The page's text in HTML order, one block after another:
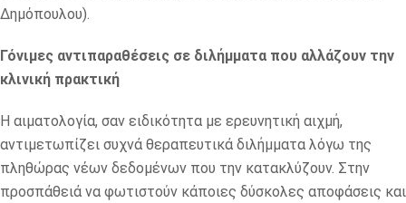
Δημόπουλου).
Γόνιμες αντιπαραθέσεις σε διλήμματα που αλλάζουν την
κλινική πρακτική
Η αιματολογία, σαν ειδικότητα με ερευνητική αιχμή,
αντιμετωπίζει συχνά θεραπευτικά διλήμματα λόγω της
πληθώρας νέων δεδομένων που την κατακλύζουν. Στην
προσπάθειά να φωτιστούν κάποιες δύσκολες αποφάσεις και